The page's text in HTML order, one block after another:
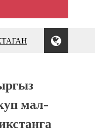
мал-